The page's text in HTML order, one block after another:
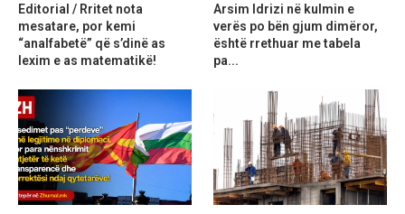
Editorial / Rritet nota
mesatare, por kemi
“analfabetë” që s’dinë as
lexim e as matematikë!
Arsim Idrizi në kulmin e
verës po bën gjum dimëror,
është rrethuar me tabela
pa...